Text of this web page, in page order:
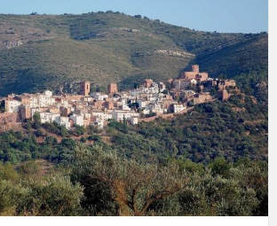
llibre &quot;La mare&quot;, d'Emma Zafon